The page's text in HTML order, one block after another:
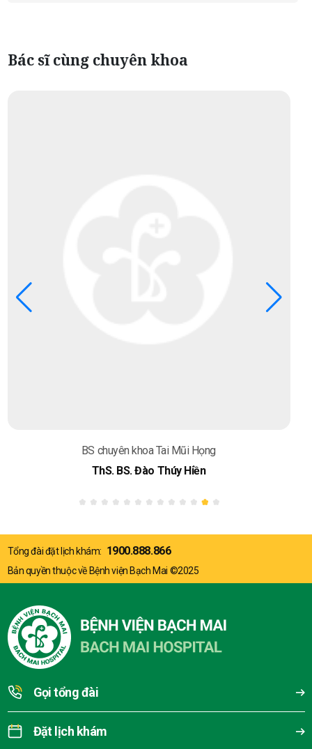
Bác sĩ cùng chuyên khoa
BS chuyên khoa Tai Mũi Họng
ThS. BS. Nguyễn Chí Hiểu
Tổng đài đặt lịch khám: 1900.888.866
Bản quyền thuộc về Bệnh viện Bạch Mai ©2025
Gọi tổng đài
Đặt lịch khám